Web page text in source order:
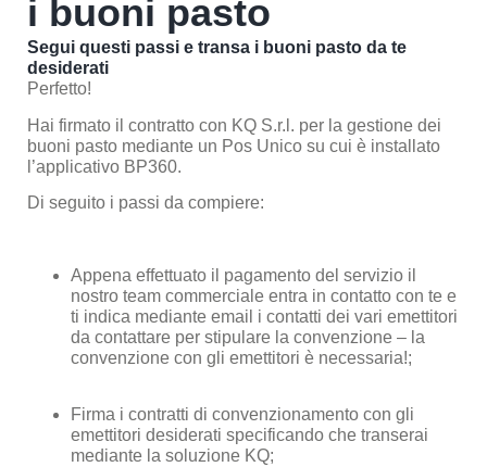
i buoni pasto
Segui questi passi e transa i buoni pasto da te
desiderati
Perfetto!
Hai firmato il contratto con KQ S.r.l. per la gestione dei
buoni pasto mediante un Pos Unico su cui è installato
l’applicativo BP360.
Di seguito i passi da compiere:
Appena effettuato il pagamento del servizio il
nostro team commerciale entra in contatto con te e
ti indica mediante email i contatti dei vari emettitori
da contattare per stipulare la convenzione – la
convenzione con gli emettitori è necessaria!;
Firma i contratti di convenzionamento con gli
emettitori desiderati specificando che transerai
mediante la soluzione KQ;